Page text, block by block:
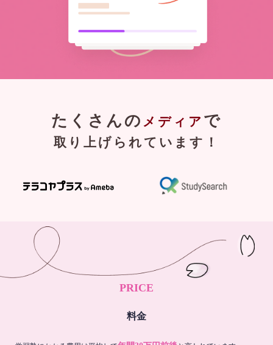
たくさんの メディア で
取り上げられています！
PRICE
料金